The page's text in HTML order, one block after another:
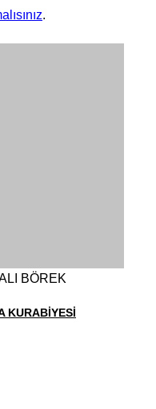
.
BÖREK
KURABİYESİ